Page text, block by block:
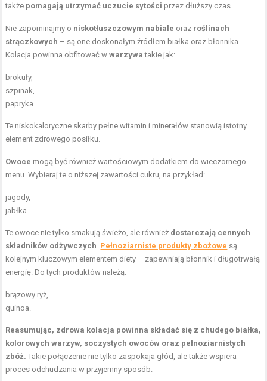
także pomagają utrzymać uczucie sytości przez dłuższy czas.
Nie zapominajmy o niskotłuszczowym nabiale oraz roślinach
strączkowych – są one doskonałym źródłem białka oraz błonnika.
Kolacja powinna obfitować wwarzywa takie jak:
brokuły,
szpinak,
papryka.
Te niskokaloryczne skarby pełne witamin i minerałów stanowią istotny
element zdrowego posiłku.
Owoce mogą być również wartościowym dodatkiem do wieczornego
menu. Wybieraj te o niższej zawartości cukru, na przykład:
jagody,
jabłka.
Te owoce nie tylko smakują świeżo, ale również dostarczają cennych
składników odżywczych Pełnoziarniste produkty zbożowe są
kolejnym kluczowym elementem diety – zapewniają błonnik i długotrwałą
energię. Do tych produktów należą:
brązowy ryż,
quinoa.
Reasumując, zdrowa kolacja powinna składać się z chudego białka,
kolorowych warzyw, soczystych owoców oraz pełnoziarnistych
zbóż. Takie połączenie nie tylko zaspokaja głód, ale także wspiera
proces odchudzania w przyjemny sposób.